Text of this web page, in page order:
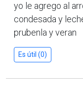
yo le agrego al
condesada y
prubenla y veran
Es útil (0)